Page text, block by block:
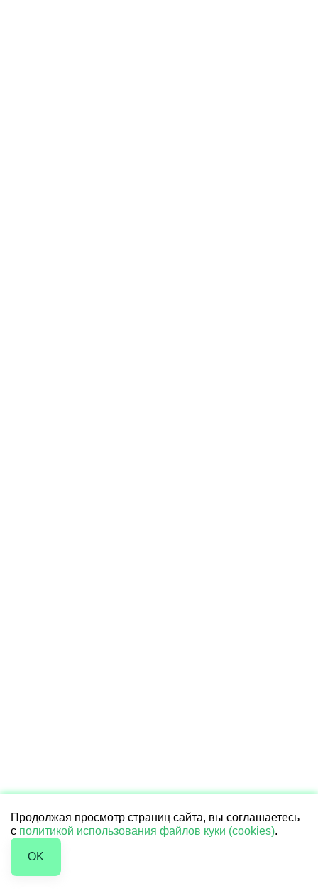
Продолжая просмотр страниц сайта, вы соглашаетесь
с политикой использования файлов куки (cookies).
OK